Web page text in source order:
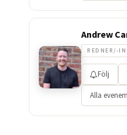
Andrew
REDNER/-IN
Följ
Alla